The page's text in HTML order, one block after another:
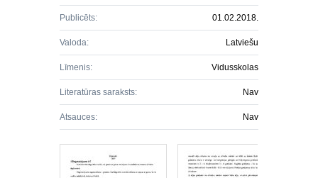
Publicēts: 01.02.2018.
Valoda: Latviešu
Līmenis: Vidusskolas
Literatūras saraksts: Nav
Atsauces: Nav